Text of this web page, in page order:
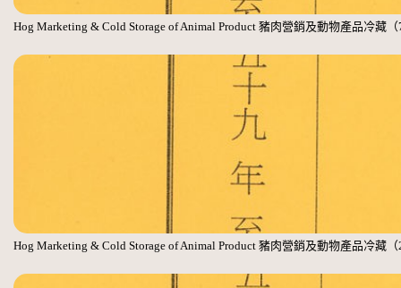
Hog Marketing & Cold Storage of Animal Product 豬肉營銷及動物產品冷藏（
Hog Marketing & Cold Storage of Animal Product 豬肉營銷及動物產品冷藏（